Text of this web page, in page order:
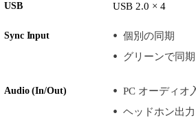
USB USB 2.0 × 4
Sync Input
個別の同期
グリーンで同期
Audio (In/Out)
PC オーディオ
ヘッドホン出力